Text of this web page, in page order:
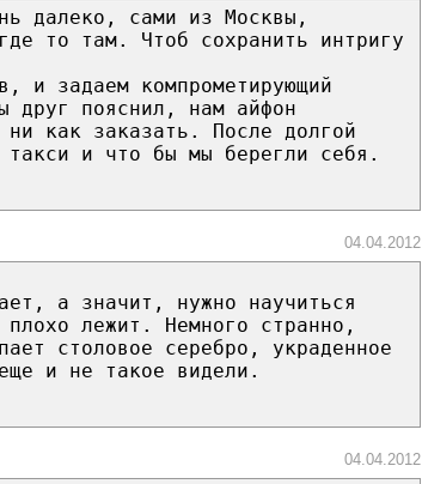
далеко, сами из Москвы,
то там. Чтоб сохранить интригу
и задаем компрометирующий
друг пояснил, нам айфон
как заказать. После долгой
и что бы мы берегли себя.
04.04.2012
а значит, нужно научиться
лежит. Немного странно,
столовое серебро, украденное
и не такое видели.
04.04.2012